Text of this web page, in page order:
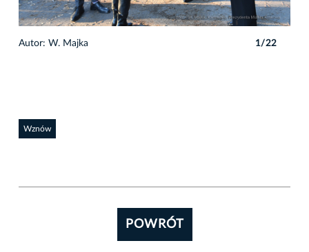
Autor: W. Majka 1/22
Wznów
POWRÓT